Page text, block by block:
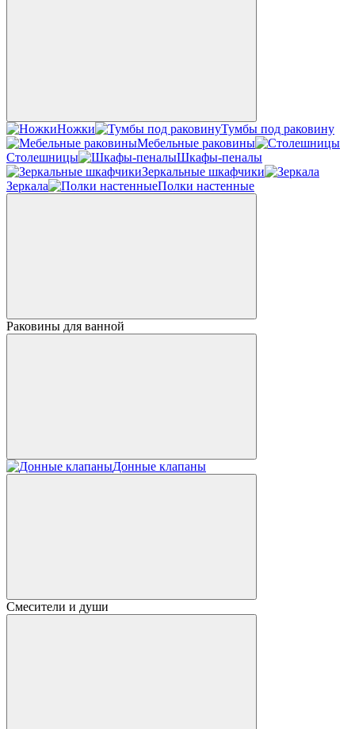
Ножки
Тумбы под раковину
Мебельные раковины
Столешницы
Шкафы-пеналы
Зеркальные шкафчики
Зеркала
Полки настенные
Раковины для ванной
Донные клапаны
Смесители и души